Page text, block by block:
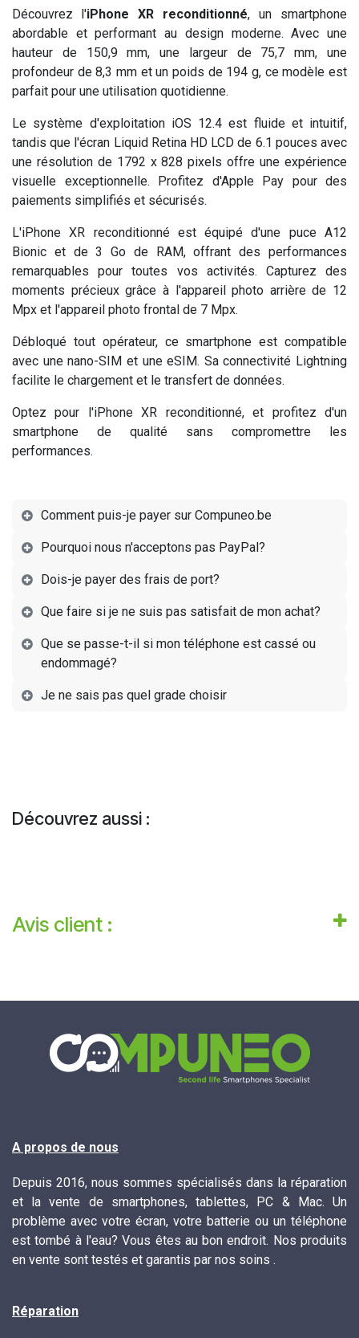
Découvrez l'iPhone XR reconditionné, un smartphone
abordable et performant au design moderne. Avec une
hauteur de 150,9 mm, une largeur de 75,7 mm, une
profondeur de 8,3 mm et un poids de 194 g, ce modèle est
parfait pour une utilisation quotidienne.
Le système d'exploitation iOS 12.4 est fluide et intuitif,
tandis que l'écran Liquid Retina HD LCD de 6.1 pouces avec
une résolution de 1792 x 828 pixels offre une expérience
visuelle exceptionnelle. Profitez d'Apple Pay pour des
paiements simplifiés et sécurisés.
L'iPhone XR reconditionné est équipé d'une puce A12
Bionic et de 3 Go de RAM, offrant des performances
remarquables pour toutes vos activités. Capturez des
moments précieux grâce à l'appareil photo arrière de 12
Mpx et l'appareil photo frontal de 7 Mpx.
Débloqué tout opérateur, ce smartphone est compatible
avec une nano-SIM et une eSIM. Sa connectivité Lightning
facilite le chargement et le transfert de données.
Optez pour l'iPhone XR reconditionné, et profitez d'un
smartphone de qualité sans compromettre les
performances.
Comment puis-je payer sur Compuneo.be
Pourquoi nous n'acceptons pas PayPal?
Dois-je payer des frais de port?
Que faire si je ne suis pas satisfait de mon achat?
Que se passe-t-il si mon téléphone est cassé ou
endommagé?
Je ne sais pas quel grade choisir
Découvrez aussi :
Avis client :
A propos de nous
Depuis 2016, nous sommes spécialisés dans la réparation
et la vente de smartphones, tablettes, PC & Mac. Un
problème avec votre écran, votre batterie ou un téléphone
est tombé à l'eau? Vous êtes au bon endroit. Nos produits
en vente sont testés et garantis par nos soins .
Réparation